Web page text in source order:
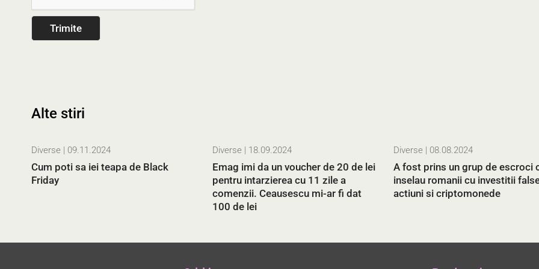
Alte stiri
Diverse | 09.11.2024
Cum poti sa iei teapa de Black
Friday
Diverse | 18.09.2024
Emag imi da un voucher de 20 de lei
pentru intarzierea cu 11 zile a
comenzii. Ceausescu mi-ar fi dat
100 de lei
Diverse | 08.08.2024
A fost prins un grup de escroci
inselau romanii cu investitii
actiuni si criptomonede